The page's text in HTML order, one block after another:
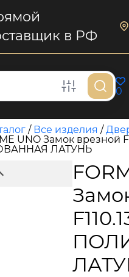
в РФ
0
/ Все изделия /
UNO Замок врезной
ЛАТУНЬ